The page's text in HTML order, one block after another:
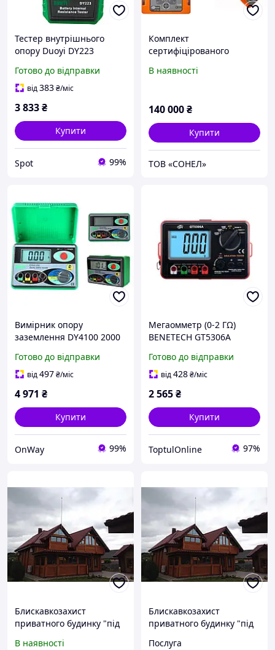
Тестер внутрішнього
опору Duoyi DY223
діагностики
автомобільного
Готово до відправки
від383₴/міс
3 833₴
Купити
Spot 99%
Комплект
сертифіцірованого
електровимірювального
В наявності
140 000₴
Купити
ТОВ «СОНЕЛ»
Вимірник опору
заземлення DY4100 2000
дисплеєм 0-30 В чорний-
жовтий
Готово до відправки
від497₴/міс
4 971 ₴
Купити
OnWay 99%
Мегаомметр (0-2 ГΩ)
BENETECH GT5306A
Готово до відправки
від428₴/міс
2 565₴
Купити
ToptulOnline 97%
Блискавкозахист
приватного будинку "під
В наявності
Блискавкозахист
приватного будинку "під
Послуга